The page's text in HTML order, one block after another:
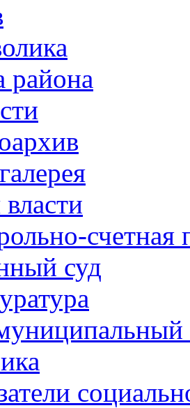
района
счетная
суд